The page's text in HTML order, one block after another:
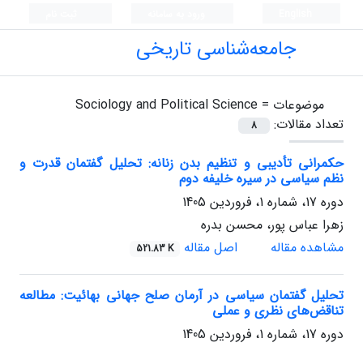
جامعه‌شناسی تاریخی
موضوعات = Sociology and Political Science
تعداد مقالات:
8
حکمرانی تأدیبی و تنظیم بدن زنانه: تحلیل گفتمان قدرت و
نظم سیاسی در سیره خلیفه دوم
دوره 17، شماره 1، فروردین 1405
زهرا عباس پور، محسن بدره
مشاهده مقاله
اصل مقاله 521.83 K
تحلیل گفتمان سیاسی در آرمان صلح جهانی بهائیت: مطالعه
تناقض‌های نظری و عملی
دوره 17، شماره 1، فروردین 1405